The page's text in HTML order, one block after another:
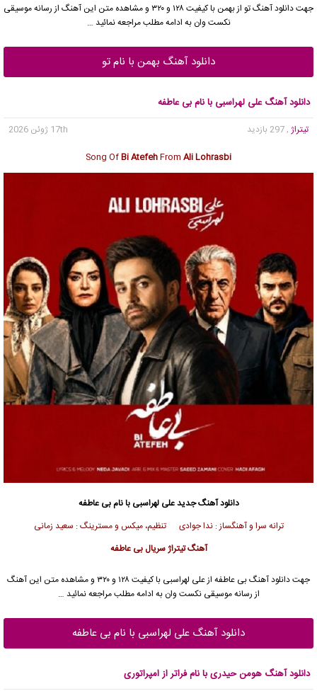
جهت دانلود آهنگ تو از بهمن با کیفیت ۱۲۸ و ۳۲۰ و مشاهده متن این آهنگ از رسانه موسیقی
نکست وان به ادامه مطلب مراجعه نمائید …
دانلود آهنگ بهمن با نام تو
دانلود آهنگ علی لهراسبی با نام بی عاطفه
تیتراژ , 297 بازدید
17th ژوئن 2026
Song OfBi AtefehFrom Ali Lohrasbi
دانلود آهنگ جدیدعلی لهراسبی با نام بی عاطفه
ترانه سرا و آهنگساز : ندا جوادی تنظیم، میکس و مسترینگ : سعید زمانی
آهنگ تیتراژ سریال بی عاطفه
جهت دانلود آهنگ بی عاطفه ازعلی لهراسبی
با کیفیت ۱۲۸ و ۳۲۰ و مشاهده متن این آهنگ
از رسانه موسیقی نکست وان به ادامه مطلب مراجعه نمائید …
دانلود آهنگ علی لهراسبی با نام بی عاطفه
دانلود آهنگ هومن حیدری با نام فراتر از امپراتوری